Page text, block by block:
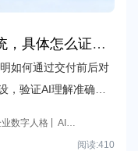
，具体怎么证明
如何通过交付前后对
，验证AI理解准确
数字人格
AI理
阅读:410